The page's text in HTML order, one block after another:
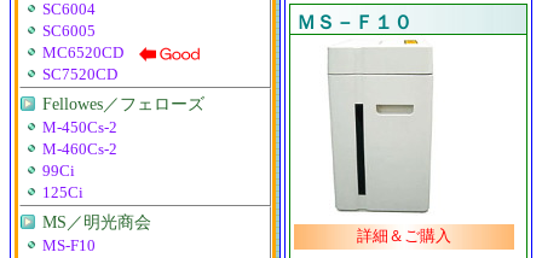
ＭＳ－Ｆ１０
詳細＆ご購入
SC6004
SC6005
MC6520CD
SC7520CD
Fellowes／フェローズ
M-450Cs-2
M-460Cs-2
99Ci
125Ci
MS／明光商会
MS-F10